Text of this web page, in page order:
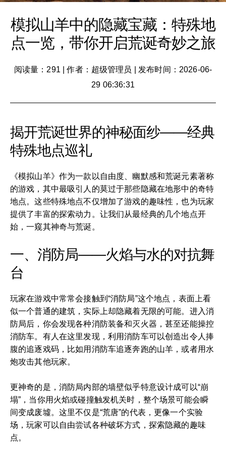
模拟山羊中的隐藏宝藏：特殊地
点一览，带你开启荒诞奇妙之旅
阅读量：291 |作者：超级管理员
发布时间：2026-06-
29 06:36:31
揭开荒诞世界的神秘面纱——经典
特殊地点巡礼
《模拟山羊》作为一款以自由度、幽默感和荒诞元素著称
的游戏，其中最吸引人的莫过于那些隐藏在地形中的奇特
地点。这些特殊地点不仅增加了游戏的趣味性，也为玩家
提供了丰富的探索动力。让我们从最经典的几个地点开
始，一窥其神奇与荒诞。
一、消防局——火焰与水的对抗舞
台
玩家在游戏中常常会接触到“消防局”这个地点，表面上看
似一个普通的建筑，实际上却隐藏着无限的可能。进入消
防局后，你会发现各种消防装备和灭火器，甚至还能操控
消防车。有人在这里发现，利用消防车可以创造出令人捧
腹的追逐戏码，比如用消防车追逐奔跑的山羊，或者用水
炮攻击其他玩家。
更神奇的是，消防局内部的墙壁似乎特意设计成可以“崩
塌”，当你用火焰或碰撞触发机关时，整个场景可能会瞬
间变成废墟。这里不仅是“荒唐”的代表，更像一个实验
场，玩家可以自由尝试各种破坏方式，探索隐藏的趣味
点。